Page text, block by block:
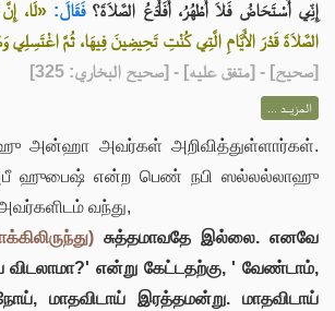
إِنِّي أُسْتَحَاضُ فَلاَ أَطْهُرُ، أَفَأَدَعُ الصَّلاَةَ؟ فَقَالَ: «لَا،
الصَّلاَةَ قَدْرَ الأَيَّامِ الَّتِي كُنْتِ تَحِيضِينَ فِيهَا، ثُمَّ اغْتَسِلِي
[صحيح] - [متفق عليه] - [صحيح البخاري: 325]
المزيــد ...
அன்ஹா அவர்கள் அறிவித்துள்ளார்கள்.
அபீ ஹுபைஷ் என்ற பெண் நபி ஸல்லல்லாஹு
வந்து,
சுத்தமாவதே இல்லை. எனவே
என்று கேட்டதற்கு, ' வேண்டாம்,
மாதவிடாய் இரத்தமன்று. மாதவிடாய்